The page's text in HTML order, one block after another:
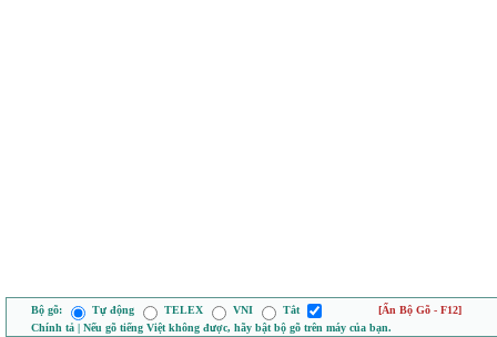
Bộ gõ: Tự động TELEX VNI Tắt
[Ẩn Bộ Gõ - F12]
Chính tả | Nếu gõ tiếng Việt không được, hãy bật bộ gõ trên máy của bạn.